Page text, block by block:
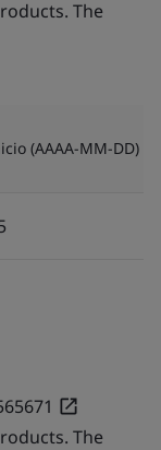
The
(AAAA-MM-DD)
The